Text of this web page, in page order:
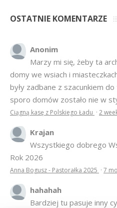
OSTATNIE KOMENTARZE
Anonim
Marzy mi się, żeby ta
domy we wsiach i
były zadbane z szacunkiem
sporo domów zostało nie w
Ciągną kasę z Polskiego Ładu · 2
Krajan
Wszystkiego dobrego
Rok 2026
Anna Bogusz - Pastorałka 2025 · 7
hahahah
Bardziej tu pasuje inny